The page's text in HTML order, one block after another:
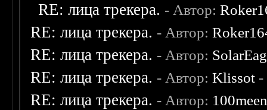
RE: лица трекера. - Автор:
RE: лица трекера. - Автор:
RE: лица трекера. - Автор:
RE: лица трекера. - Автор:Klissot -
RE: лица трекера. - Автор: